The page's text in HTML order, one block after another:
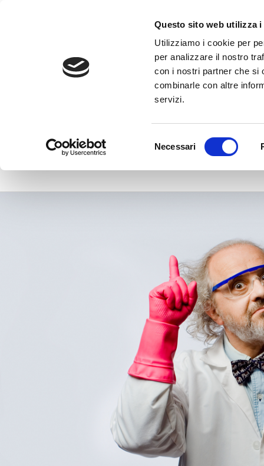
Questo sito web utilizza i
Utilizziamo i cookie per
per analizzare il nostro
con i nostri partner che si
combinarle con altre
servizi.
del
Necessari
admin